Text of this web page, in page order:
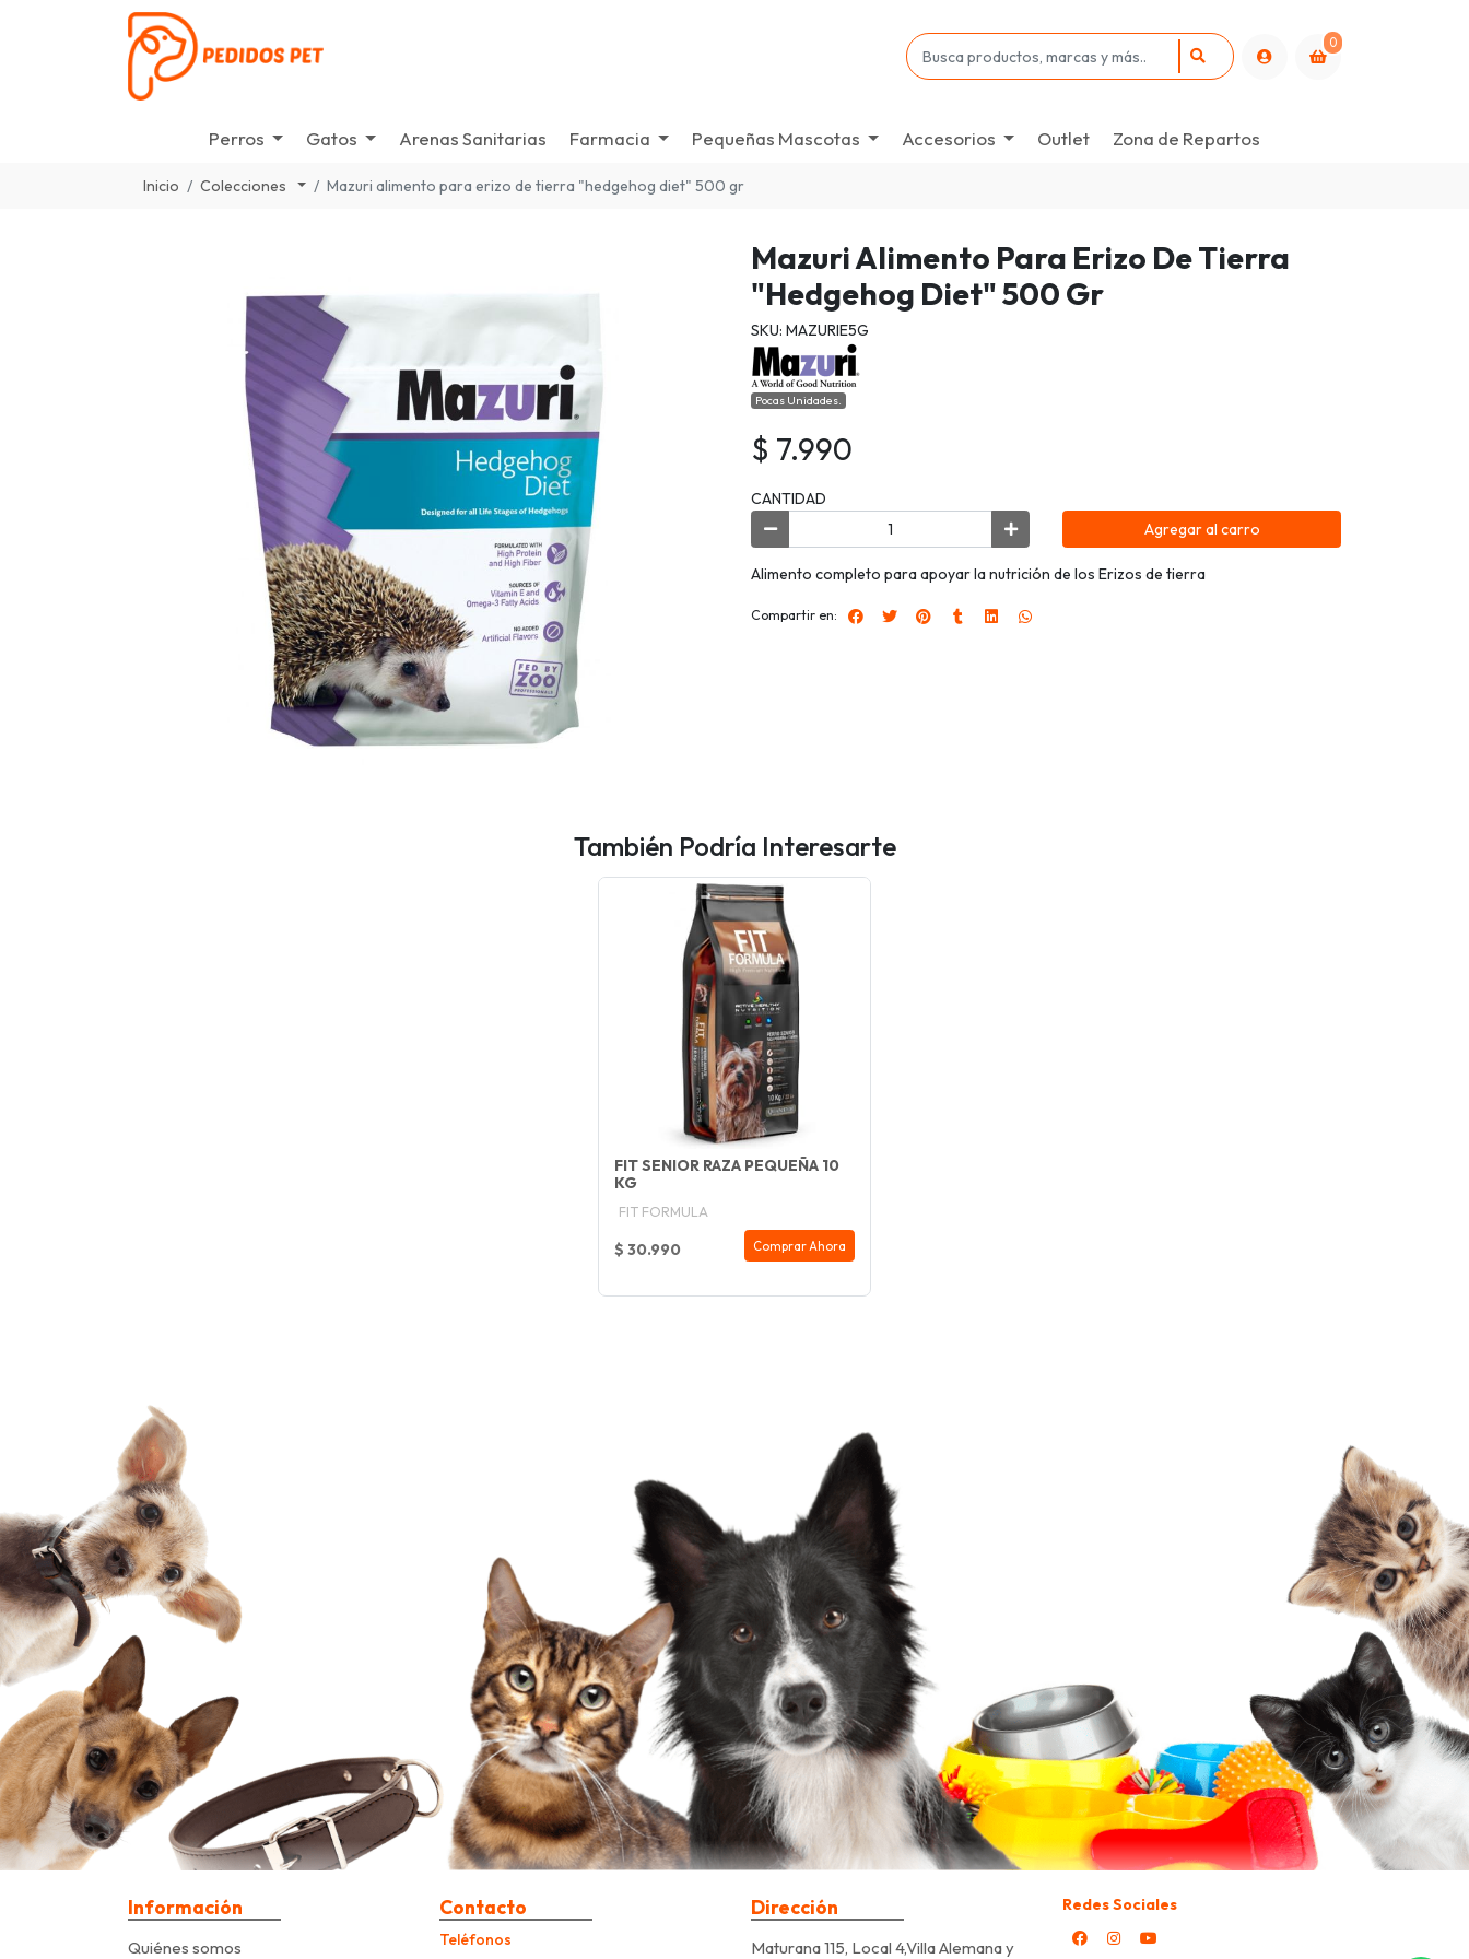
0
Perros Gatos Arenas Sanitarias Farmacia Pequeñas Mascotas Accesorios Outlet Zona de Repartos
Inicio Colecciones Mazuri alimento para erizo de tierra "hedgehog diet" 500 gr
Mazuri Alimento Para Erizo De Tierra
"Hedgehog Diet" 500 Gr
SKU: MAZURIE5G
Pocas Unidades.
$ 7.990
CANTIDAD
Agregar al carro
Alimento completo para apoyar la nutrición de los Erizos de tierra
Compartir en:
También Podría Interesarte
FIT SENIOR RAZA PEQUEÑA 10
KG
FIT FORMULA
$ 30.990 Comprar Ahora
Información
Quiénes somos
Contacto
Teléfonos
Dirección
Maturana 115, Local 4,Villa Alemana y
Redes Sociales